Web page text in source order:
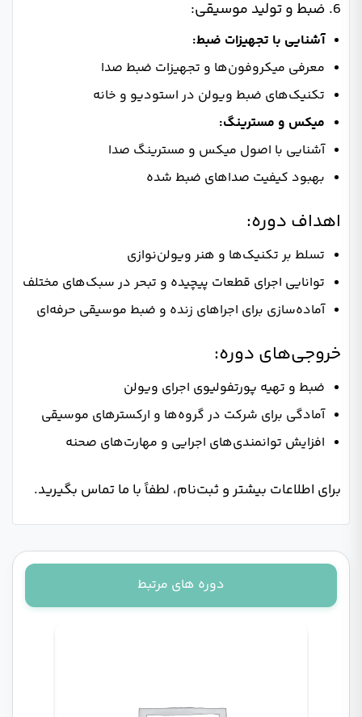
6. ضبط و تولید موسیقی:
آشنایی با تجهیزات ضبط:
معرفی میکروفون‌ها و تجهیزات ضبط صدا
تکنیک‌های ضبط ویولن در استودیو و خانه
میکس و مسترینگ:
آشنایی با اصول میکس و مسترینگ صدا
بهبود کیفیت صداهای ضبط شده
اهداف دوره:
تسلط بر تکنیک‌ها و هنر ویولن‌نوازی
توانایی اجرای قطعات پیچیده و تبحر در سبک‌های مختلف
آماده‌سازی برای اجراهای زنده و ضبط موسیقی حرفه‌ای
خروجی‌های دوره:
ضبط و تهیه پورتفولیوی اجرای ویولن
آمادگی برای شرکت در گروه‌ها و ارکسترهای موسیقی
افزایش توانمندی‌های اجرایی و مهارت‌های صحنه
برای اطلاعات بیشتر و ثبت‌نام، لطفاً با ما تماس بگیرید.
دوره های مرتبط